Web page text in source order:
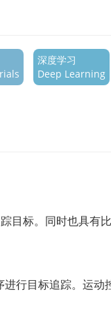
深度学习
Deep Learning
目标。同时也具有
行目标追踪。运动